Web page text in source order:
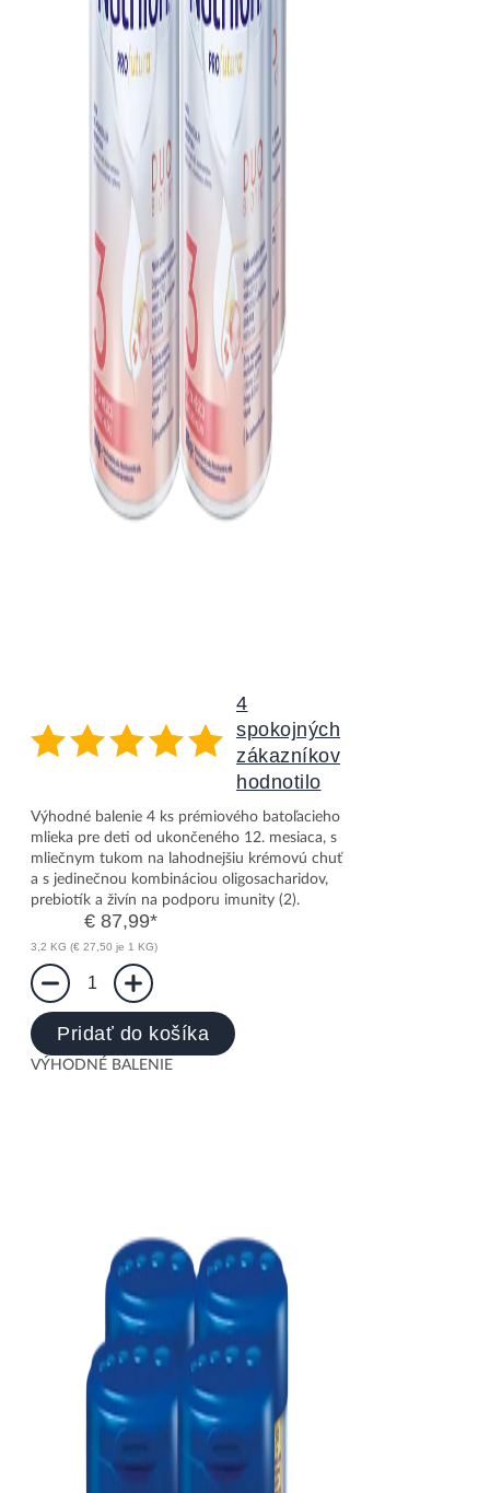
4
spokojných
zákazníkov
hodnotilo
Výhodné balenie 4 ks prémiového batoľacieho
mlieka pre deti od ukončeného 12. mesiaca, s
mliečnym tukom na lahodnejšiu krémovú chuť
a s jedinečnou kombináciou oligosacharidov,
prebiotík a živín na podporu imunity (2).
€ 87,99*
3,2 KG (€ 27,50 je 1 KG)
1
Pridať do košíka
VÝHODNÉ BALENIE